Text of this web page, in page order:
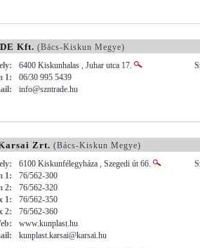
Kft. (Bács-Kiskun Megye)
6400 Kiskunhalas , Juhar utca 17.
1:
06/30 995 5439
info@szntrade.hu
Zrt. (Bács-Kiskun Megye)
6100 Kiskunfélegyháza , Szegedi út 66.
1:
76/562-300
2:
76/562-320
1:
76/562-350
2:
76/562-360
www.kunplast.hu
kunplast.karsai@karsai.hu